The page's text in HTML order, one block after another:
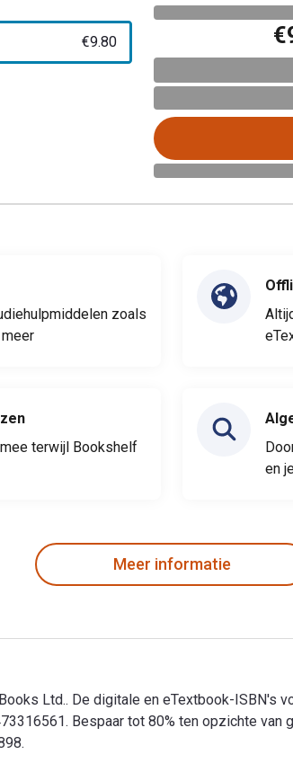
€9.80
zoals
terwijl Bookshelf
en
Meer informatie
Ltd.. De digitale en eTextbook-ISBN's
Bespaar tot 80% ten opzichte van